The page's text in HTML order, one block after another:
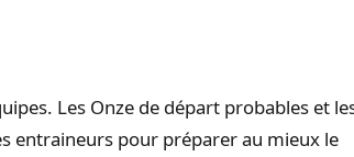
Les Onze de départ probables et
entraineurs pour préparer au mieux le